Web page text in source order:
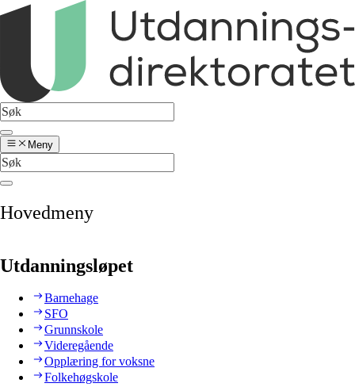
Meny
Hovedmeny
Utdanningsløpet
Barnehage
SFO
Grunnskole
Videregående
Opplæring for voksne
Folkehøgskole